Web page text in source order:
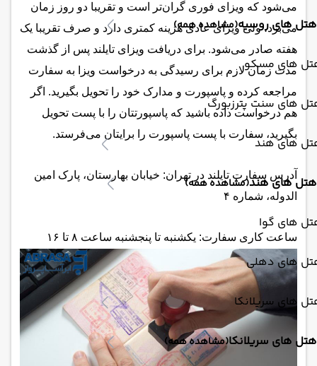
هتل های روسیه(مشاهده همه)
های مسکو
های سنت پترزبورگ
های هند
هتل های هند(مشاهده همه)
های گوا
های دهلی
های سریلانکا
هتل های سریلانکا(مشاهده همه)
می‌شود که ویزای فوری گران‌تر است و تقریبا دو روز زمان
می‌برد، ولی ویزای عادی هزینه کمتری دارد و صرف تقریبا یک
هفته‌ صادر می‌شود. برای دریافت ویزای تایلند پس از گذشت
مدت زمان لازم برای رسیدگی به درخواست ویزا به سفارت
مراجعه کرده و پاسپورت و مدارک خود را تحویل بگیرید. اگر
هم درخواست داده باشید که پاسپورتتان را با پست تحویل
بگیرید، سفارت با پست پاسپورت را برایتان می‌فرستد.
آدرس سفارت تایلند در تهران: خیابان بهارستان، پارک امین
الدوله، شماره ۴
ساعت کاری سفارت: یکشنبه تا پنجشنبه ساعت ۸ تا ۱۶